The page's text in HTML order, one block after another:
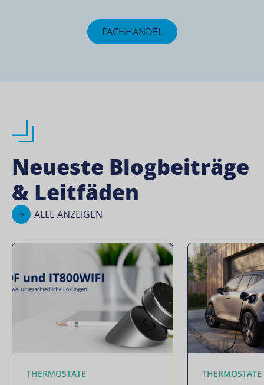
FACHHANDEL
Neueste Blogbeiträge
& Leitfäden
ALLE ANZEIGEN
THERMOSTATE THERMOSTATE